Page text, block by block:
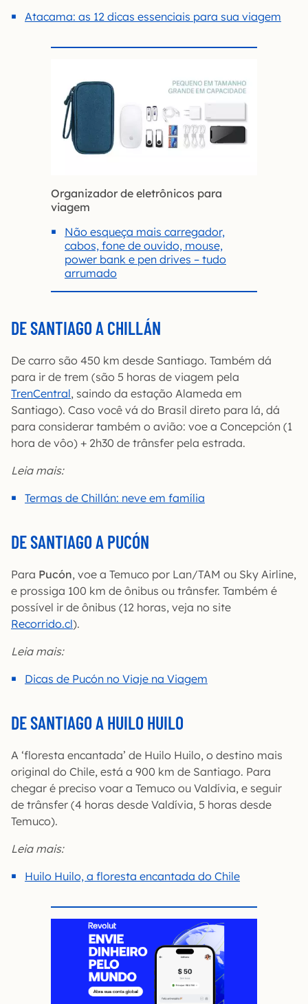
Atacama: as 12 dicas essenciais para sua viagem
Organizador de eletrônicos para
viagem
Não esqueça mais carregador,
cabos, fone de ouvido, mouse,
power bank e pen drives – tudo
arrumado
DE SANTIAGO A CHILLÁN
De carro são 450 km desde Santiago. Também dá
para ir de trem (são 5 horas de viagem pela
TrenCentral, saindo da estação Alameda em
Santiago). Caso você vá do Brasil direto para lá, dá
para considerar também o avião: voe a Concepción (1
hora de vôo) + 2h30 de trânsfer pela estrada.
Leia mais:
Termas de Chillán: neve em família
DE SANTIAGO A PUCÓN
Para Pucón, voe a Temuco por Lan/TAM ou Sky Airline,
e prossiga 100 km de ônibus ou trânsfer. Também é
possível ir de ônibus (12 horas, veja no site
Recorrido.cl).
Leia mais:
Dicas de Pucón no Viaje na Viagem
DE SANTIAGO A HUILO HUILO
A ‘floresta encantada’ de Huilo Huilo, o destino mais
original do Chile, está a 900 km de Santiago. Para
chegar é preciso voar a Temuco ou Valdívia, e seguir
de trânsfer (4 horas desde Valdívia, 5 horas desde
Temuco).
Leia mais:
Huilo Huilo, a floresta encantada do Chile